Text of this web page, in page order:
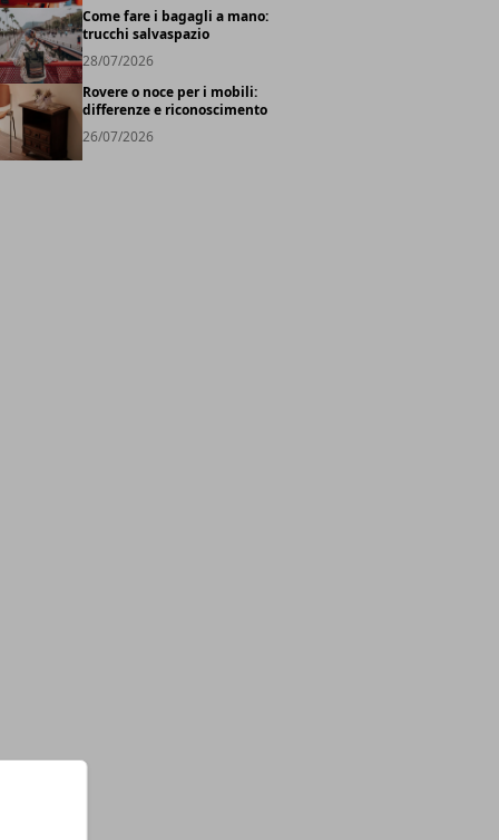
Come fare i bagagli a mano:
trucchi salvaspazio
28/07/2026
Rovere o noce per i mobili:
differenze e riconoscimento
26/07/2026